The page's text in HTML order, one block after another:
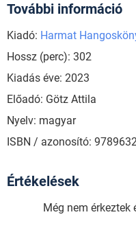
További információ
Kiadó: Harmat
Hossz (perc): 302
Kiadás éve: 2023
Előadó: Götz Attila
Nyelv: magyar
ISBN / azonosító:
Értékelések
Még nem érkeztek